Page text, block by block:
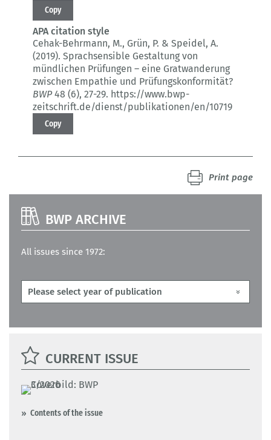
Copy
APA citation style
Cehak-Behrmann, M., Grün, P. & Speidel, A.
(2019). Sprachsensible Gestaltung von
mündlichen Prüfungen – eine Gratwanderung
zwischen Empathie und Prüfungskonformität?
BWP48 (6), 27-29. https://www.bwp-
zeitschrift.de/dienst/publikationen/en/10719
Copy
Print page
BWP ARCHIVE
All issues since 1972:
CURRENT ISSUE
Contents of the issue